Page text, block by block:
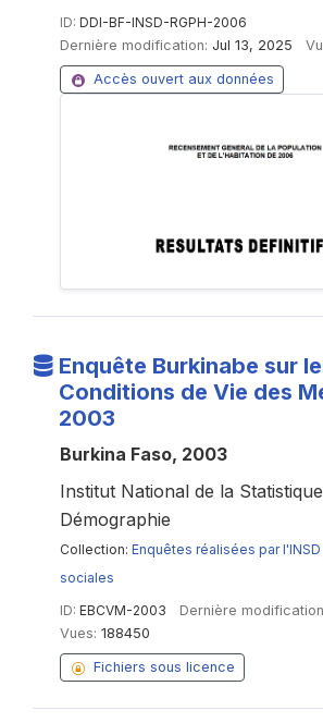
ID: DDI-BF-INSD-RGPH-2006
Dernière modification: Jul 13, 2025
Accès ouvert aux données
Enquête Burkinabe sur
Conditions de Vie des
2003
Burkina Faso, 2003
Institut National de la
Démographie
Collection: Enquêtes réalisées par l'INSD
sociales
ID: EBCVM-2003 Dernière
Vues: 188450
Fichiers sous licence